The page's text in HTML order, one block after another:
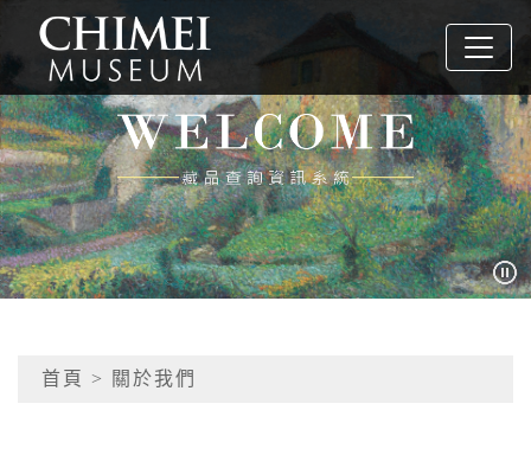
跳到主要內容
奇美博物館
網頁導覽
首頁
> 關於我們